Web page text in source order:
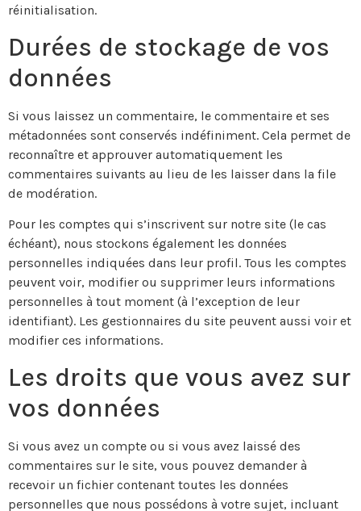
réinitialisation.
Durées de stockage de vos
données
Si vous laissez un commentaire, le commentaire et ses
métadonnées sont conservés indéfiniment. Cela permet de
reconnaître et approuver automatiquement les
commentaires suivants au lieu de les laisser dans la file
de modération.
Pour les comptes qui s’inscrivent sur notre site (le cas
échéant), nous stockons également les données
personnelles indiquées dans leur profil. Tous les comptes
peuvent voir, modifier ou supprimer leurs informations
personnelles à tout moment (à l’exception de leur
identifiant). Les gestionnaires du site peuvent aussi voir et
modifier ces informations.
Les droits que vous avez sur
vos données
Si vous avez un compte ou si vous avez laissé des
commentaires sur le site, vous pouvez demander à
recevoir un fichier contenant toutes les données
personnelles que nous possédons à votre sujet, incluant